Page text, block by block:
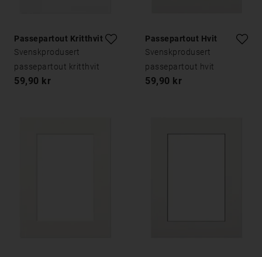
Passepartout Kritthvitt
Svenskprodusert
passepartout kritthvit
59,90 kr
Passepartout Hvit
Svenskprodusert
passepartout hvit
59,90 kr